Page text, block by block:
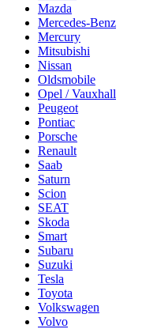
Mazda
Mercedes-Benz
Mercury
Mitsubishi
Nissan
Oldsmobile
Opel / Vauxhall
Peugeot
Pontiac
Porsche
Renault
Saab
Saturn
Scion
SEAT
Skoda
Smart
Subaru
Suzuki
Tesla
Toyota
Volkswagen
Volvo